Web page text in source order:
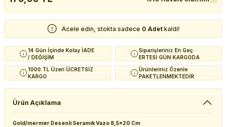
Acele edin, stokta sadece 0 Adet kaldı!
14 Gün İçinde Kolay İADE
/ DEĞİŞİM
Siparişleriniz En Geç
ERTESİ GÜN KARGODA
1000 TL Üzeri ÜCRETSİZ
KARGO
Ürünleriniz Özenle
PAKETLENMEKTEDİR
Ürün Açıklama
Gold/mermer Desenli Seramik Vazo 8,5x20 Cm